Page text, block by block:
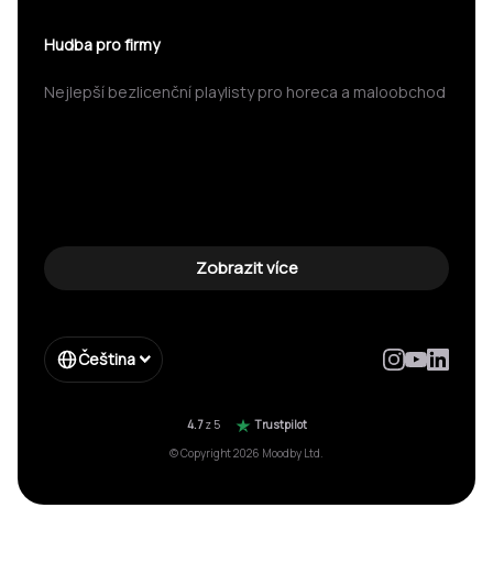
Hudba pro firmy
Nejlepší bezlicenční playlisty pro horeca a maloobchod
Zobrazit více
Čeština
4.7z 5
Trustpilot
© Copyright 2026 Moodby Ltd.